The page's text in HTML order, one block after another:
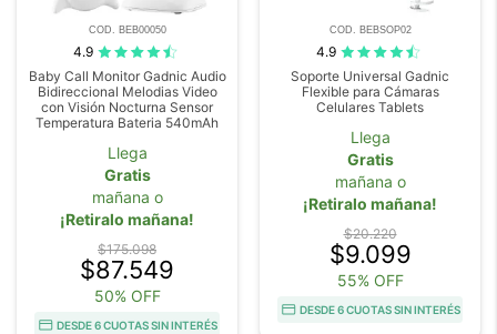
COD. BEB00050
4.9
Baby Call Monitor Gadnic Audio
Bidireccional Melodias Video
con Visión Nocturna Sensor
Temperatura Bateria 540mAh
Llega
Gratis
mañana o
¡Retiralo mañana!
$175.098
$87.549
50% OFF
DESDE 6 CUOTAS SIN INTERÉS
COD. BEBSOP02
4.9
Soporte Universal Gadnic
Flexible para Cámaras
Celulares Tablets
Llega
Gratis
mañana o
¡Retiralo mañana!
$20.220
$9.099
55% OFF
DESDE 6 CUOTAS SIN INTERÉS